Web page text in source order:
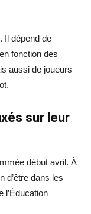
Il dépend de
fonction des
aussi de joueurs
sur leur
début avril. À
d’être dans les
l’Éducation